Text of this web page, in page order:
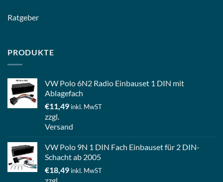
Ratgeber
PRODUKTE
VW Polo 6N2 Radio Einbauset 1 DIN mit
Ablagefach
€11,49 inkl. MwST
zzgl.
Versand
VW Polo 9N 1 DIN Fach Einbauset für 2 DIN-
Schacht ab 2005
€18,49 inkl. MwST